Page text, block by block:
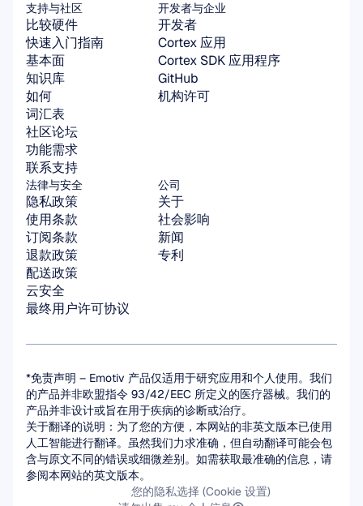
支持与社区
比较硬件
快速入门指南
基本面
知识库
如何
词汇表
社区论坛
功能需求
联系支持
开发者与企业
开发者
Cortex 应用
Cortex SDK 应用程序
GitHub
机构许可
公司
关于
社会影响
新闻
专利
法律与安全
隐私政策
使用条款
订阅条款
退款政策
配送政策
云安全
最终用户许可协议
*免责声明 – Emotiv 产品仅适用于研究应用和个人使用。我们
的产品并非欧盟指令 93/42/EEC 所定义的医疗器械。我们的
产品并非设计或旨在用于疾病的诊断或治疗。
关于翻译的说明：为了您的方便，本网站的非英文版本已使用
人工智能进行翻译。虽然我们力求准确，但自动翻译可能会包
含与原文不同的错误或细微差别。如需获取最准确的信息，请
参阅本网站的英文版本。
您的隐私选择 (Cookie 设置)